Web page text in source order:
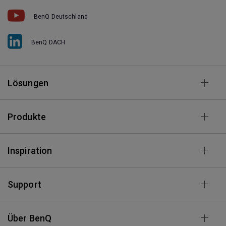
BenQ Deutschland
BenQ DACH
Lösungen
Produkte
Inspiration
Support
Über BenQ